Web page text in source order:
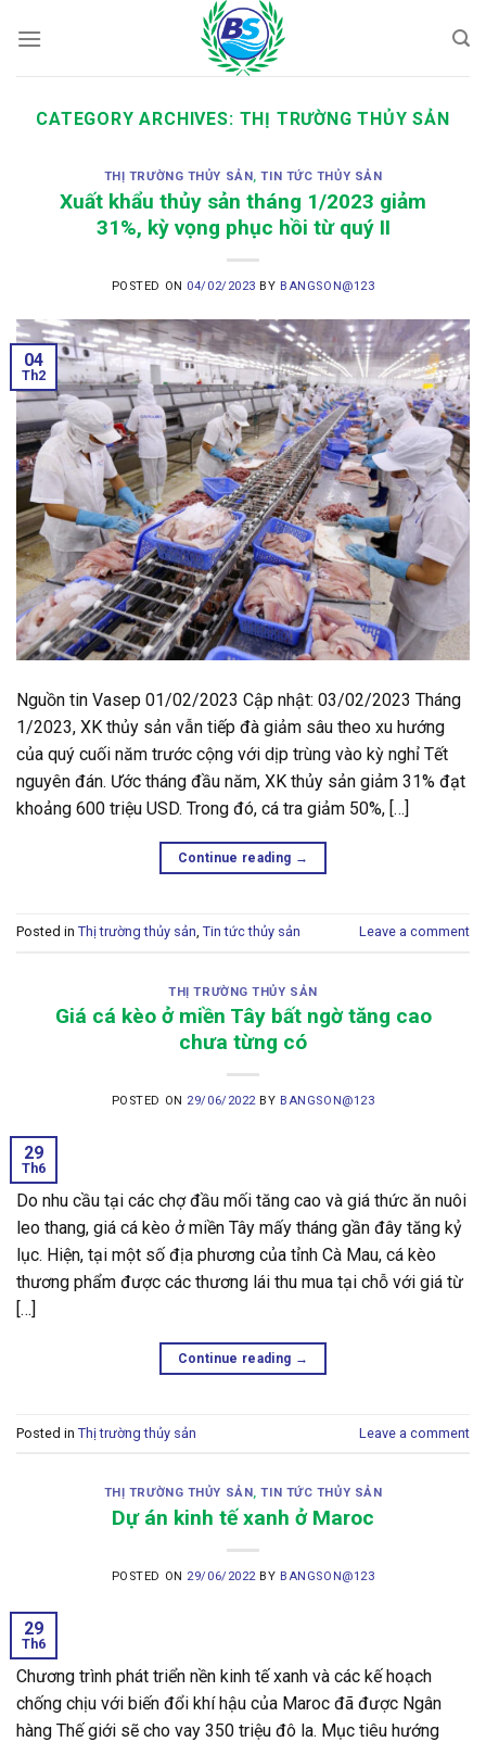
CATEGORY ARCHIVES: THỊ TRƯỜNG THỦY SẢN
THỊ TRƯỜNG THỦY SẢN,TIN TỨC THỦY SẢN
Xuất khẩu thủy sản tháng 1/2023 giảm
31%, kỳ vọng phục hồi từ quý II
POSTED ON 04/02/2023 BY BANGSON@123
04
Th2
Nguồn tin Vasep 01/02/2023 Cập nhật: 03/02/2023 Tháng
1/2023, XK thủy sản vẫn tiếp đà giảm sâu theo xu hướng
của quý cuối năm trước cộng với dịp trùng vào kỳ nghỉ Tết
nguyên đán. Ước tháng đầu năm, XK thủy sản giảm 31% đạt
khoảng 600 triệu USD. Trong đó, cá tra giảm 50%, […]
Continue reading →
Posted in Thị trường thủy sản Tin tức thủy sản Leave a comment
THỊ TRƯỜNG THỦY SẢN
Giá cá kèo ở miền Tây bất ngờ tăng cao
chưa từng có
POSTED ON 29/06/2022BY BANGSON@123
29
Th6
Do nhu cầu tại các chợ đầu mối tăng cao và giá thức ăn nuôi
leo thang, giá cá kèo ở miền Tây mấy tháng gần đây tăng kỷ
lục. Hiện, tại một số địa phương của tỉnh Cà Mau, cá kèo
thương phẩm được các thương lái thu mua tại chỗ với giá từ
[…]
Continue reading →
Posted in Thị trường thủy sản Leave a comment
THỊ TRƯỜNG THỦY SẢN ,TIN TỨC THỦY SẢN
Dự án kinh tế xanh ở Maroc
POSTED ON 29/06/2022BY BANGSON@123
29
Th6
Chương trình phát triển nền kinh tế xanh và các kế hoạch
chống chịu với biến đổi khí hậu của Maroc đã được Ngân
hàng Thế giới sẽ cho vay 350 triệu đô la. Mục tiêu hướng